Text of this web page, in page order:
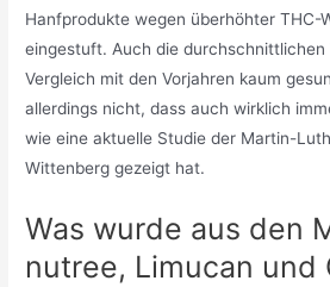
Hanfprodukte wegen überhöhter THC-
eingestuft. Auch die durchschnittlichen
Vergleich mit den Vorjahren kaum
allerdings nicht, dass auch wirklich
wie eine aktuelle Studie der Martin-
Wittenberg gezeigt hat.
Was wurde aus den
nutree, Limucan und